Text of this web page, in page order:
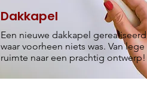
Dakkapel
Een nieuwe dakkapel gerealiseerd
waar voorheen niets was. Van lege
ruimte naar een prachtig ontwerp!